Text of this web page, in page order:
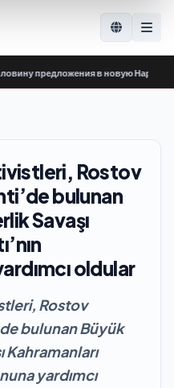
предложения в новую Народную
Rostov
bulunan
Savaşı
oldular
Rostov
bulunan Büyük
Kahramanları
yardımcı